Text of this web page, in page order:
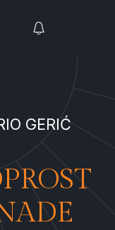
GERIĆ